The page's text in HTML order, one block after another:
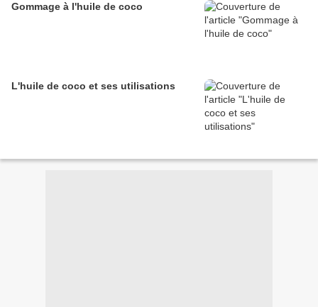
Gommage à l'huile de coco
L'huile de coco et ses utilisations